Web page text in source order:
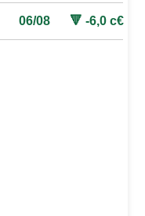
06/08 🔻 -6,0 c€